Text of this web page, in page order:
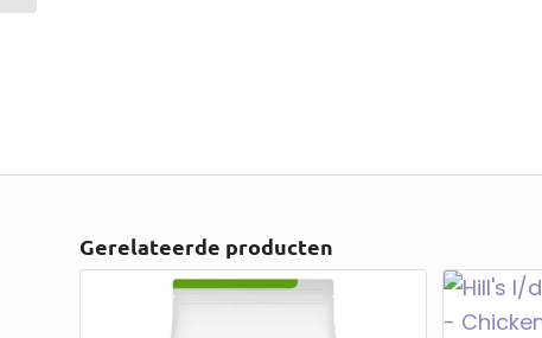
Gerelateerde producten